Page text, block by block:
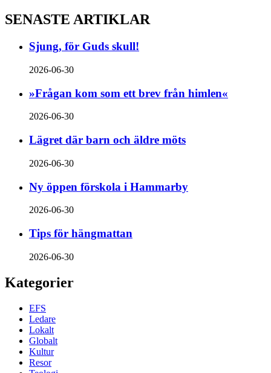
SENASTE ARTIKLAR
Sjung, för Guds skull!
2026-06-30
»Frågan kom som ett brev från himlen«
2026-06-30
Lägret där barn och äldre möts
2026-06-30
Ny öppen förskola i Hammarby
2026-06-30
Tips för hängmattan
2026-06-30
Kategorier
EFS
Ledare
Lokalt
Globalt
Kultur
Resor